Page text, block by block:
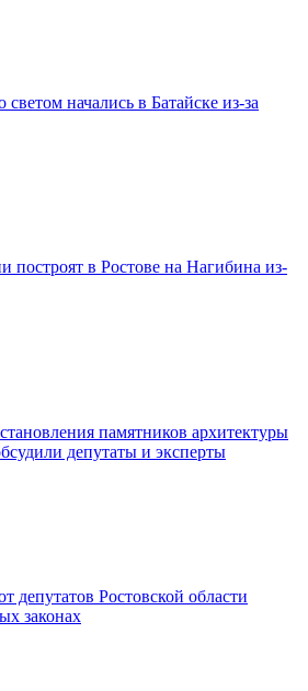
начались в Батайске из-за
построят в Ростове на Нагибина из-
памятников архитектуры
депутаты и эксперты
депутатов Ростовской области
законах